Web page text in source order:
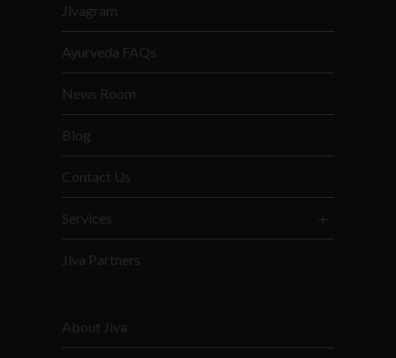
Jivagram
Ayurveda FAQs
News Room
Blog
Contact Us
Services
Jiva Partners
About Jiva